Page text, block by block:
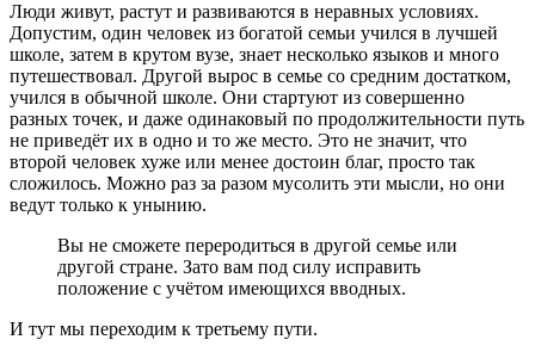
Люди живут, растут и развиваются в неравных условиях.
Допустим, один человек из богатой семьи учился в лучшей
школе, затем в крутом вузе, знает несколько языков и много
путешествовал. Другой вырос в семье со средним достатком,
учился в обычной школе. Они стартуют из совершенно
разных точек, и даже одинаковый по продолжительности путь
не приведёт их в одно и то же место. Это не значит, что
второй человек хуже или менее достоин благ, просто так
сложилось. Можно раз за разом мусолить эти мысли, но они
ведут только к унынию.
Вы не сможете переродиться в другой семье или
другой стране. Зато вам под силу исправить
положение с учётом имеющихся вводных.
И тут мы переходим к третьему пути.